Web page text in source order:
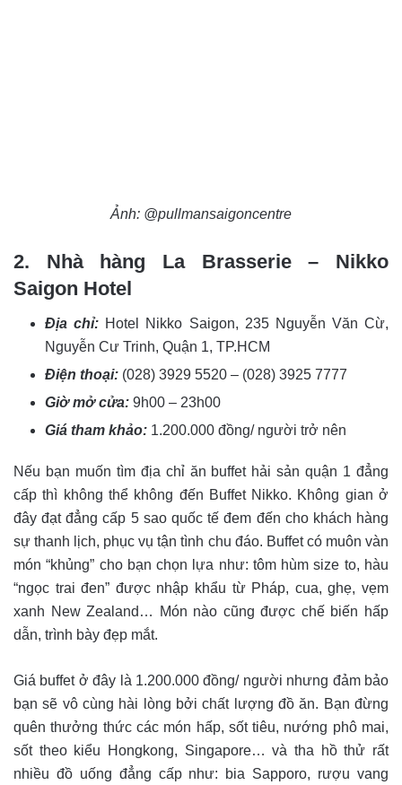
Ảnh: @pullmansaigoncentre
2. Nhà hàng La Brasserie – Nikko
Saigon Hotel
Địa chỉ: Hotel Nikko Saigon, 235 Nguyễn Văn Cừ,
Nguyễn Cư Trinh, Quận 1, TP.HCM
Điện thoại: (028) 3929 5520 – (028) 3925 7777
Giờ mở cửa: 9h00 – 23h00
Giá tham khảo: 1.200.000 đồng/ người trở nên
Nếu bạn muốn tìm địa chỉ ăn buffet hải sản quận 1 đẳng
cấp thì không thể không đến Buffet Nikko. Không gian ở
đây đạt đẳng cấp 5 sao quốc tế đem đến cho khách hàng
sự thanh lịch, phục vụ tận tình chu đáo. Buffet có muôn vàn
món “khủng” cho bạn chọn lựa như: tôm hùm size to, hàu
“ngọc trai đen” được nhập khẩu từ Pháp, cua, ghẹ, vẹm
xanh New Zealand… Món nào cũng được chế biến hấp
dẫn, trình bày đẹp mắt.
Giá buffet ở đây là 1.200.000 đồng/ người nhưng đảm bảo
bạn sẽ vô cùng hài lòng bởi chất lượng đồ ăn. Bạn đừng
quên thưởng thức các món hấp, sốt tiêu, nướng phô mai,
sốt theo kiểu Hongkong, Singapore… và tha hồ thử rất
nhiều đồ uống đẳng cấp như: bia Sapporo, rượu vang